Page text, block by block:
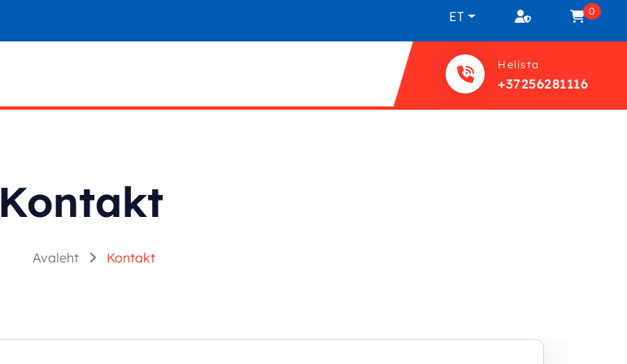
ET 0
Helista
+37256281116
Kontakt
Avaleht Kontakt